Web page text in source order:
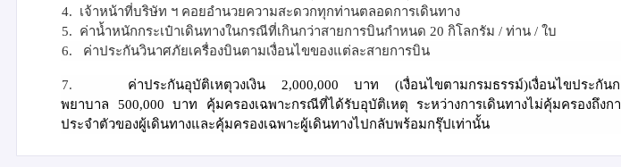
4.
เจ้าหน้าที่บริษัท ฯ คอยอำนวยความสะดวกทุกท่านตลอดการเดินทาง
5.
ค่าน้ำหนักกระเป๋าเดินทางในกรณีที่เกินกว่าสายการบินกำหนด 20 กิโลกรัม / ท่าน / ใบ
6.
ค่าประกันวินาศภัยเครื่องบินตามเงื่อนไขของแต่ละสายการบิน
7. ค่าประกันอุบัติเหตุวงเงิน 2,000,000 บาท (เงื่อนไขตามกรมธรรม์)เงื่อนไขประกัน
พยาบาล 500,000 บาท คุ้มครองเฉพาะกรณีที่ได้รับอุบัติเหตุ ระหว่างการเดินทางไม่คุ้มครองถึง
ประจำตัวของผู้เดินทางและคุ้มครองเฉพาะผู้เดินทางไปกลับพร้อมกรุ๊ปเท่านั้น